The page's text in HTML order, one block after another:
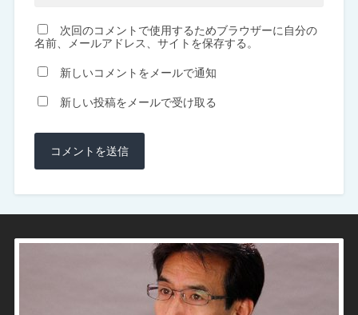
次回のコメントで使用するためブラウザーに自分の
名前、メールアドレス、サイトを保存する。
新しいコメントをメールで通知
新しい投稿をメールで受け取る